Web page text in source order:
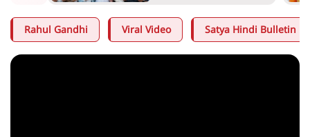
Rahul Gandhi Viral Video Satya Hindi Bulletin